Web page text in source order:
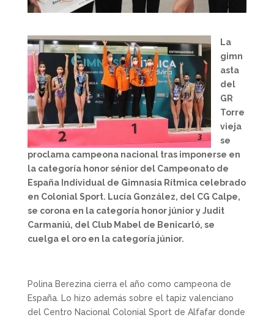
La
gimn
asta
del
GR
Torre
vieja
se
proclama campeona nacional tras imponerse en
la categoría honor sénior del Campeonato de
España Individual de Gimnasia Rítmica celebrado
en Colonial Sport. Lucía González, del CG Calpe,
se corona en la categoría honor júnior y Judit
Carmaniú, del Club Mabel de Benicarló, se
cuelga el oro en la categoría júnior.
Polina Berezina cierra el año como campeona de
España. Lo hizo además sobre el tapiz valenciano
del Centro Nacional Colonial Sport de Alfafar donde